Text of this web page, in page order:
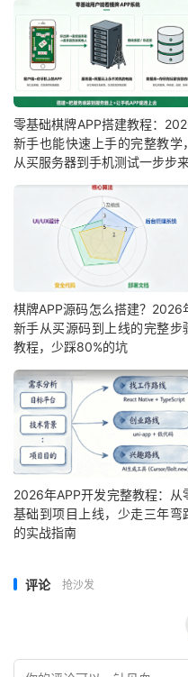
零基础棋牌APP搭建教程：
新手也能快速上手的完整教学，
从买服务器到手机测试一步步
棋牌APP源码怎么搭建？2026
新手从买源码到上线的完整步
教程，少踩80%的坑
2026年APP开发完整教程：从
基础到项目上线，少走三年弯
的实战指南
评论 抢沙发